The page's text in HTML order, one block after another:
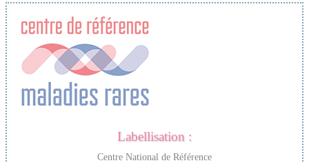
Labellisation :
Centre National de Référence